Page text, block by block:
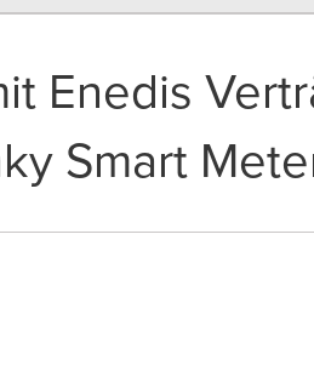
Enedis
Smart